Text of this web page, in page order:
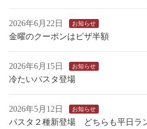
2026年6月22日 お知らせ
金曜のクーポンはピザ半額
2026年6月15日 お知らせ
冷たいパスタ登場
2026年5月12日 お知らせ
パスタ２種新登場 どちらも平日ラ